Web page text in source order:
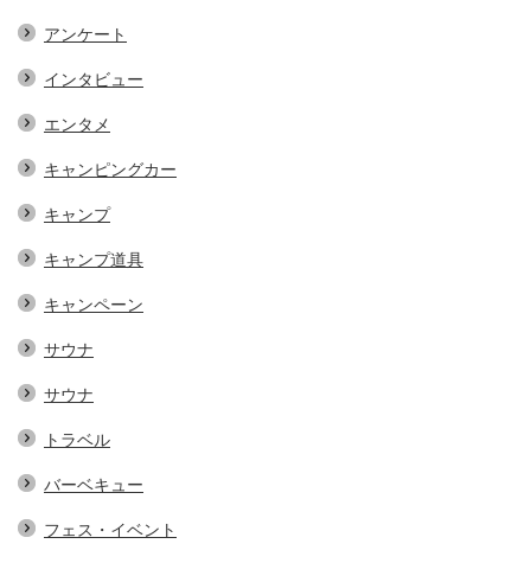
アンケート
インタビュー
エンタメ
キャンピングカー
キャンプ
キャンプ道具
キャンペーン
サウナ
サウナ
トラベル
バーベキュー
フェス・イベント